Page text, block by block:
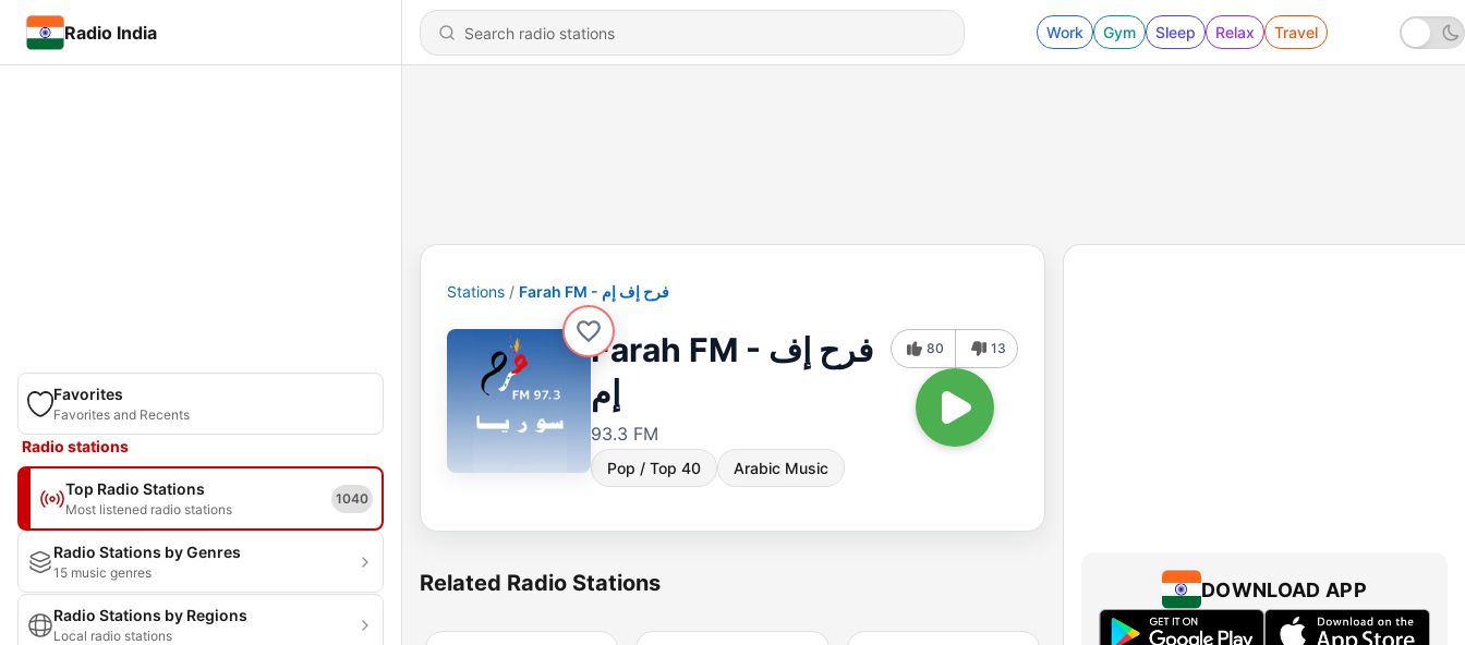
Radio India Work Gym Sleep Relax Travel
Favorites
Favorites and Recents
Radio stations
Top Radio Stations
Most listened radio stations
1040
Radio Stations by Genres
15 music genres
Radio Stations by Regions
Local radio stations
Stations Farah FM - فرح إف إم
Farah FM - فرح إف
إم
93.3 FM
Pop / Top 40 Arabic Music
80 13
Related Radio Stations DOWNLOAD APP